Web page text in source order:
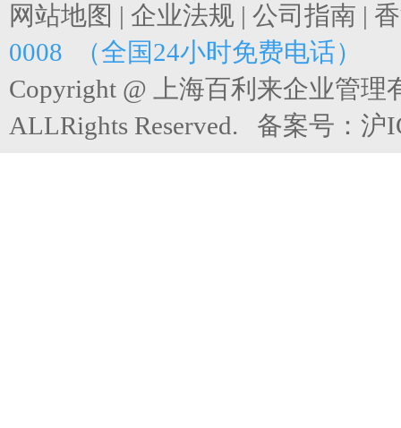
网站地图 | 企业法规 | 公司指南 |
0008 （全国24小时免费电话）
Copyright @ 上海百利来企业管理
ALLRights Reserved. 备案号： 沪